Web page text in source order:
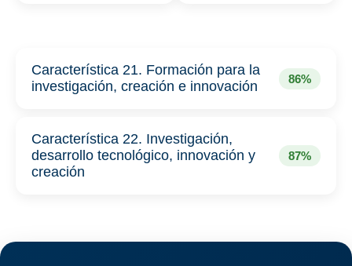
Característica 21. Formación para la
investigación, creación e innovación
86%
Característica 22. Investigación,
desarrollo tecnológico, innovación y
creación
87%